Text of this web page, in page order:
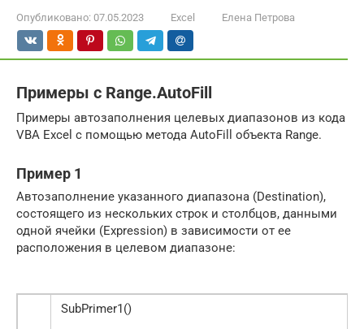
Опубликовано: 07.05.2023 Excel Елена Петрова
Примеры с Range.AutoFill
Примеры автозаполнения целевых диапазонов из кода
VBA Excel с помощью метода AutoFill объекта Range.
Пример 1
Автозаполнение указанного диапазона (Destination),
состоящего из нескольких строк и столбцов, данными
одной ячейки (Expression) в зависимости от ее
расположения в целевом диапазоне:
SubPrimer1()